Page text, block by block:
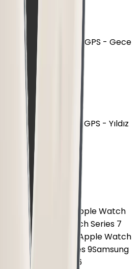
- 44mm - GPS - Gece
- 40mm - GPS - Yıldız
Watch Series 8
Apple Watch
10
Apple Watch Series 7
Apple Watch UltraApple Watch
Apple Watch Series 9Samsung
Galaxy Watch 6